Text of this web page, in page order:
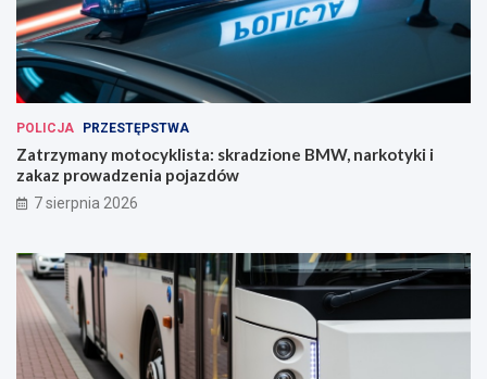
POLICJA PRZESTĘPSTWA
Zatrzymany motocyklista: skradzione BMW, narkotyki i
zakaz prowadzenia pojazdów
7 sierpnia 2026